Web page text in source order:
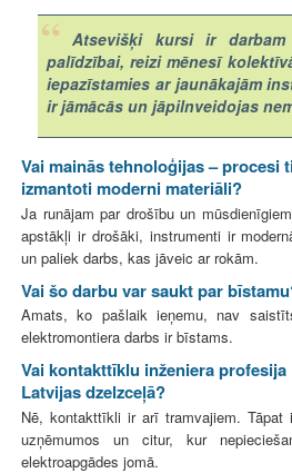
Atsevišķi kursi ir darbam
palīdzībai, reizi mēnesī
iepazīstamies ar jaunākajām
ir jāmācās un jāpilnveidojas
Vai mainās tehnoloģijas – procesi
izmantoti moderni materiāli?
Ja runājam par drošību un
apstākļi ir drošāki, instrumenti ir
un paliek darbs, kas jāveic ar rokām.
Vai šo darbu var saukt par
Amats, ko pašlaik ieņemu, nav
elektromontiera darbs ir bīstams.
Vai kontakttīklu inženiera
Latvijas dzelzceļā?
Nē, kontakttīkli ir arī tramvajiem.
uzņēmumos un citur, kur
elektroapgādes jomā.